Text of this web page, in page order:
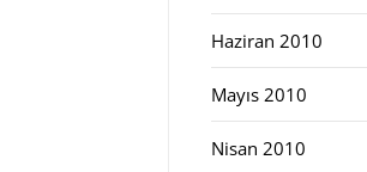
Haziran 2010
Mayıs 2010
Nisan 2010